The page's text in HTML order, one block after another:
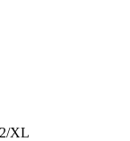
XL